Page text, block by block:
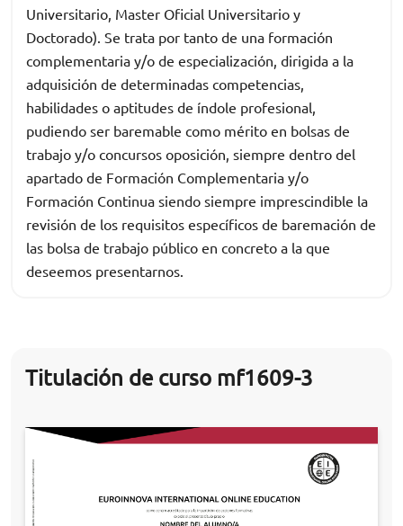
Universitario, Master Oficial Universitario y
Doctorado). Se trata por tanto de una formación
complementaria y/o de especialización, dirigida a la
adquisición de determinadas competencias,
habilidades o aptitudes de índole profesional,
pudiendo ser baremable como mérito en bolsas de
trabajo y/o concursos oposición, siempre dentro del
apartado de Formación Complementaria y/o
Formación Continua siendo siempre imprescindible la
revisión de los requisitos específicos de baremación de
las bolsa de trabajo público en concreto a la que
deseemos presentarnos.
Titulación de curso mf1609-3